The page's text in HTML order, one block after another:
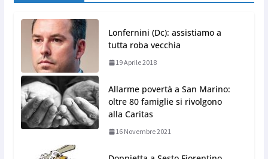
Lonfernini (Dc): assistiamo a
tutta roba vecchia
19 Aprile 2018
Allarme povertà a San Marino:
oltre 80 famiglie si rivolgono
alla Caritas
16 Novembre 2021